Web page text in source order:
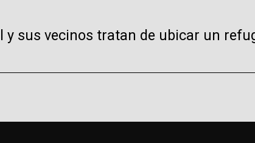
y sus vecinos tratan de ubicar un